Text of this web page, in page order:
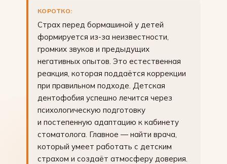
КОРОТКО:
Страх перед бормашиной у детей
формируется из-за неизвестности,
громких звуков и предыдущих
негативных опытов. Это естественная
реакция, которая поддаётся коррекции
при правильном подходе. Детская
дентофобия успешно лечится через
психологическую подготовку
и постепенную адаптацию к кабинету
стоматолога. Главное — найти врача,
который умеет работать с детским
страхом и создаёт атмосферу доверия.